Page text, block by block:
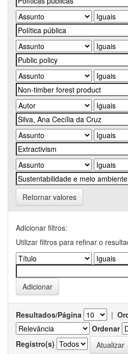
Retornar valores
Adicionar filtros:
Utilizar filtros para refinar o
Resultados/Página |
Ordenar
Registro(s)